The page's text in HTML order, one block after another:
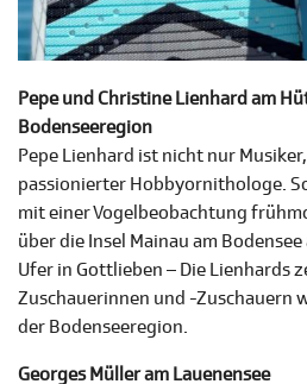
Pepe und Christine Lienhard am
Bodenseeregion
Pepe Lienhard ist nicht nur
passionierter Hobbyornithologe.
mit einer Vogelbeobachtung
über die Insel Mainau am
Ufer in Gottlieben – Die Lienhards
Zuschauerinnen und -Zuschauern
der Bodenseeregion.
Georges Müller am Lauenensee